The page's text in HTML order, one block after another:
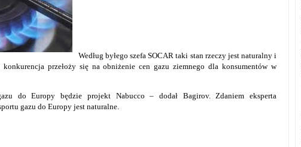
Według byłego szefa SOCAR taki stan rzeczy jest naturalny i
przełoży się na obniżenie cen gazu ziemnego dla konsumentów w
do Europy będzie projekt Nabucco – dodał Bagirov. Zdaniem eksperta
gazu do Europy jest naturalne.